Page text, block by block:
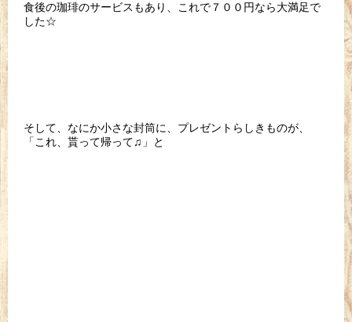
食後の珈琲のサービスもあり、これで７００円なら大満足で
した☆
そして、なにか小さな封筒に、プレゼントらしきものが、
「これ、貰って帰って♫」と